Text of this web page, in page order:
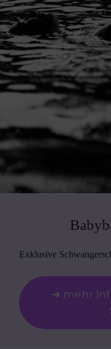
Exklusive
➜ mehr